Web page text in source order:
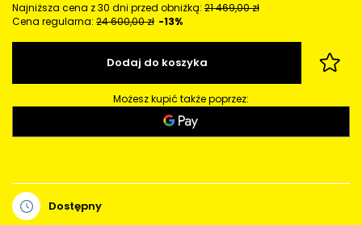
Najniższa cena z 30 dni przed obniżką: 21 469,00 zł
Cena regularna: 24 600,00 zł -13%
Dodaj do koszyka
Możesz kupić także poprzez:
Dostępny